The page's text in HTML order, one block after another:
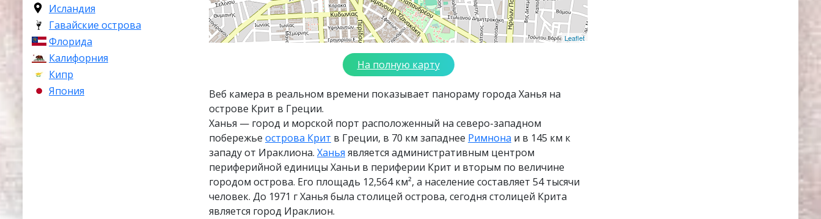
Исландия
Гавайские острова
Флорида
Калифорния
Кипр
Япония
Leaflet
На полную карту
Веб камера в реальном времени показывает панораму города Ханья на
острове Крит в Греции.
Ханья — город и морской порт расположенный на северо-западном
побережье острова Крит в Греции, в 70 км западнее Римнона и в 145 км к
западу от Ираклиона. Ханья является административным центром
периферийной единицы Ханьи в периферии Крит и вторым по величине
городом острова. Его площадь 12,564 км², а население составляет 54 тысячи
человек. До 1971 г Ханья была столицей острова, сегодня столицей Крита
является город Ираклион.